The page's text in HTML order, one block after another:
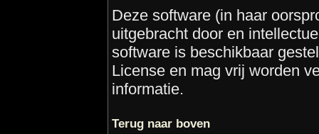
Deze software (in haar
uitgebracht door en
software is beschikbaar
License en mag vrij worden
informatie.
Terug naar boven